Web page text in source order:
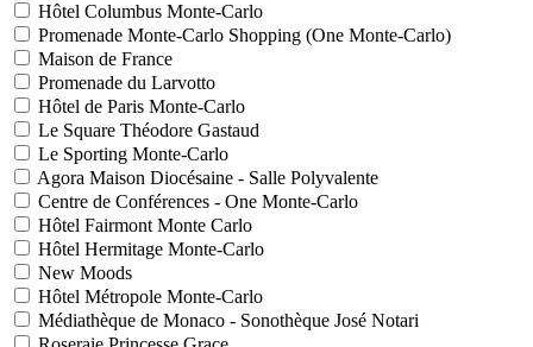
Hôtel Columbus Monte-Carlo
Promenade Monte-Carlo Shopping (One Monte-Carlo)
Maison de France
Promenade du Larvotto
Hôtel de Paris Monte-Carlo
Le Square Théodore Gastaud
Le Sporting Monte-Carlo
Agora Maison Diocésaine - Salle Polyvalente
Centre de Conférences - One Monte-Carlo
Hôtel Fairmont Monte Carlo
Hôtel Hermitage Monte-Carlo
New Moods
Hôtel Métropole Monte-Carlo
Médiathèque de Monaco - Sonothèque José Notari